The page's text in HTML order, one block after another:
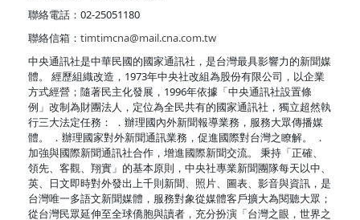
聯絡電話：02-25051180
聯絡信箱： timtimcna@mail.cna.com.tw
中央通訊社是中華民國的國家通訊社，是台灣最具影響力的新聞媒
體。 經歷組織改造，1973年中央社改組為股份有限公司，以企業
方式經營；隨著民主化發展，1996年依據「中央通訊社設置條
例」改制為財團法人，定位為全民共有的國家通訊社，獨立超然執
行三大法定任務： ．辦理國內外新聞報導業務，服務大眾傳播媒
體。 ．辦理國家對外新聞通訊業務，促進國際對台灣之瞭解。 ．
加強與國際新聞通訊社合作，增進國際新聞交流。 秉持「正確、
領先、客觀、翔實」的基本原則，中央社專業新聞團隊每天以中、
英、日文即時對外發出上千則新聞、照片、圖表、影音與資訊，是
台灣唯一多語文新聞媒體，服務對象從媒體客戶擴大為閱聽大眾；
從台灣民眾延伸至全球僑胞與讀者，充分扮演「台灣之眼，世界之